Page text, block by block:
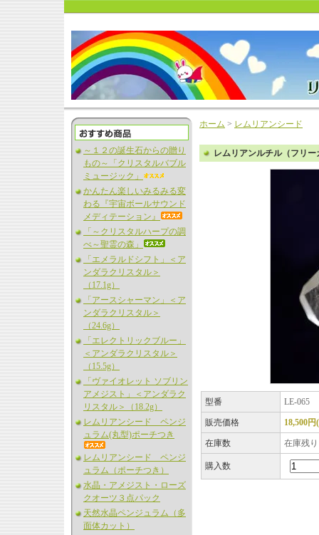
～１２の誕生石からの贈り
もの～「クリスタルバブル
ミュージック」
かんたん楽しいみるみる変
わる『宇宙ボールサウンド
メディテーション』
「～クリスタルハープの調
べ～聖霊の森」
「エメラルドシフト」＜ア
ンダラクリスタル＞
（17.1g）
「アースシャーマン」＜ア
ンダラクリスタル＞
（24.6g）
「エレクトリックブルー」
＜アンダラクリスタル＞
（15.5g）
「ヴァイオレット ソブリン
アメジスト」＜アンダラク
リスタル＞（18.2g）
レムリアンシード ペンジ
ュラム(丸型)ポーチつき
レムリアンシード ペンジ
ュラム（ポーチつき）
水晶・アメジスト・ローズ
クオーツ３点パック
天然水晶ペンジュラム（多
面体カット）
ホーム > レムリアンシード
レムリアンルチル（フリー
型番 LE-065
販売価格 18,500
在庫数 在庫残
購入数